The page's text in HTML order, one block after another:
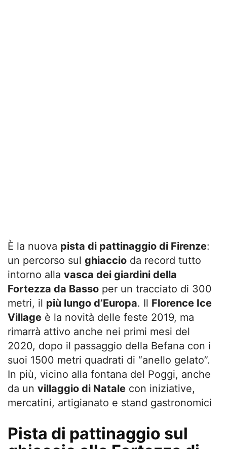
È la nuova pista di pattinaggio di Firenze:
un percorso sul ghiaccio da record tutto
intorno alla vasca dei giardini della
Fortezza da Basso per un tracciato di 300
metri, il più lungo d’Europa. Il Florence Ice
Village è la novità delle feste 2019, ma
rimarrà attivo anche nei primi mesi del
2020, dopo il passaggio della Befana con i
suoi 1500 metri quadrati di “anello gelato”.
In più, vicino alla fontana del Poggi, anche
da un villaggio di Natale con iniziative,
mercatini, artigianato e stand gastronomici
Pista di pattinaggio sul